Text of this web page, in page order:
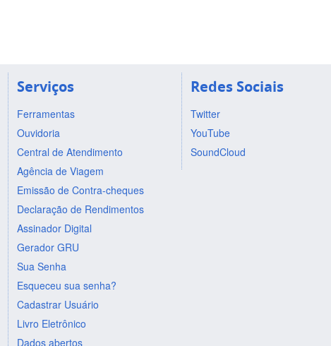
Serviços
Ferramentas
Ouvidoria
Central de Atendimento
Agência de Viagem
Emissão de Contra-cheques
Declaração de Rendimentos
Assinador Digital
Gerador GRU
Sua Senha
Esqueceu sua senha?
Cadastrar Usuário
Livro Eletrônico
Dados abertos
Redes Sociais
Twitter
YouTube
SoundCloud